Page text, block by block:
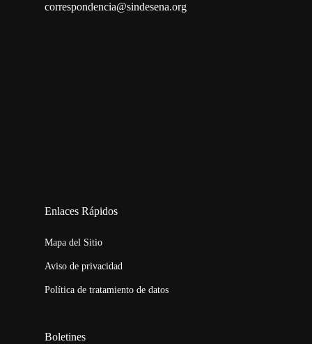
correspondencia@sindesena.org
Enlaces Rápidos
Mapa del Sitio
Aviso de privacidad
Política de tratamiento de datos
Boletines